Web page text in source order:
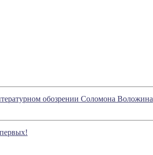
обозрении Соломона Воложина